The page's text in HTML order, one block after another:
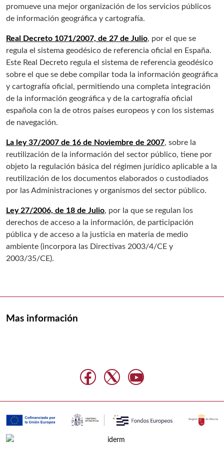
promueve una mejor organización de los servicios públicos
de información geográfica y cartografía.
Real Decreto 1071/2007, de 27 de Julio, por el que se
regula el sistema geodésico de referencia oficial en España.
Este Real Decreto regula el sistema de referencia geodésico
sobre el que se debe compilar toda la información geográfica
y cartografía oficial, permitiendo una completa integración
de la información geográfica y de la cartografía oficial
española con la de otros países europeos y con los sistemas
de navegación.
La ley 37/2007 de 16 de Noviembre de 2007, sobre la
reutilización de la información del sector público, tiene por
objeto la regulación básica del régimen jurídico aplicable a la
reutilización de los documentos elaborados o custodiados
por las Administraciones y organismos del sector público.
Ley 27/2006, de 18 de Julio, por la que se regulan los
derechos de acceso a la información, de participación
pública y de acceso a la justicia en materia de medio
ambiente (incorpora las Directivas 2003/4/CE y
2003/35/CE).
Mas información